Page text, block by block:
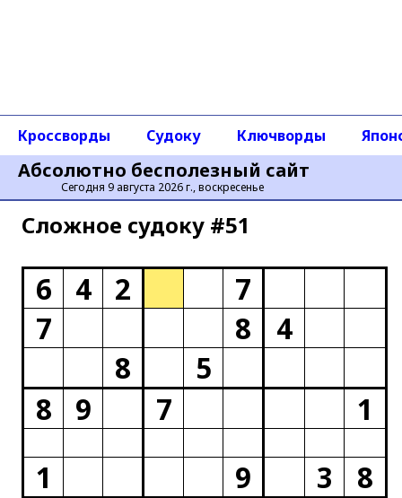
Абсолютно бесполезный сайт
Сегодня 9 августа 2026 г., воскресенье
Кроссворды Судоку Ключворды
Сложное cудоку #51
6 4 2
7
7
8
4
8
5
8
9 7
1
1
9 3
8